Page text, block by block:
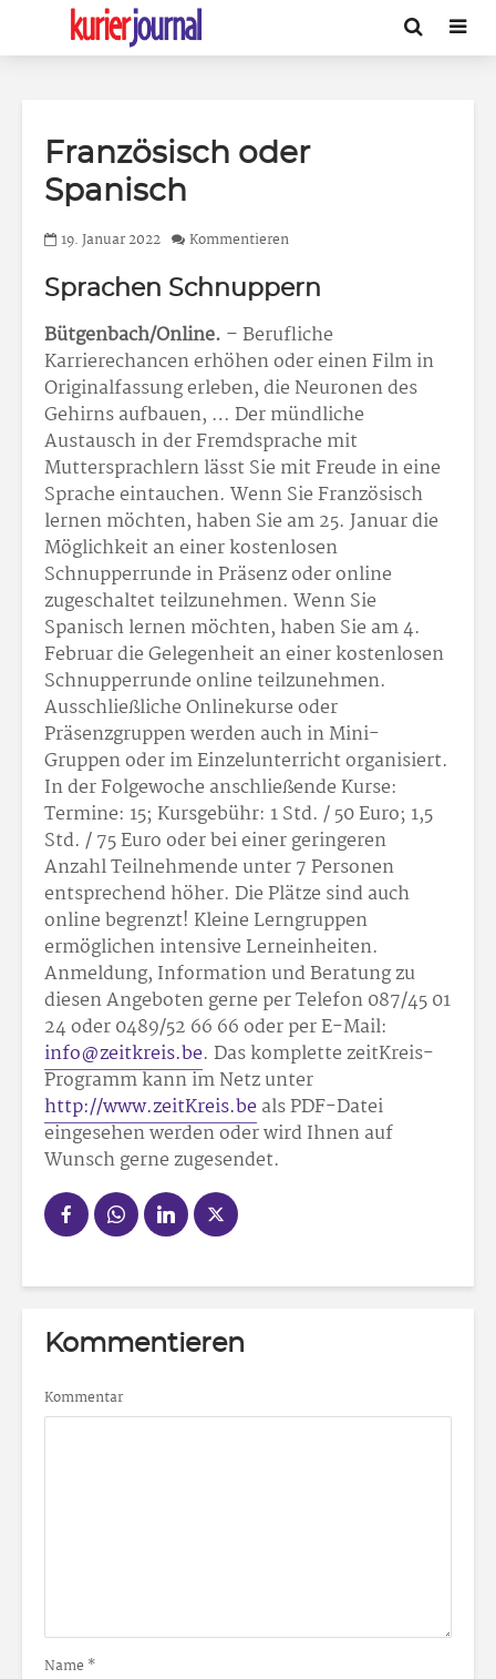
Französisch oder
Spanisch
19. Januar 2022 Kommentieren
Sprachen Schnuppern
Bütgenbach/Online. – Berufliche
Karrierechancen erhöhen oder einen Film in
Originalfassung erleben, die Neuronen des
Gehirns aufbauen, … Der mündliche
Austausch in der Fremdsprache mit
Muttersprachlern lässt Sie mit Freude in eine
Sprache eintauchen. Wenn Sie Französisch
lernen möchten, haben Sie am 25. Januar die
Möglichkeit an einer kostenlosen
Schnupperrunde in Präsenz oder online
zugeschaltet teilzunehmen. Wenn Sie
Spanisch lernen möchten, haben Sie am 4.
Februar die Gelegenheit an einer kostenlosen
Schnupperrunde online teilzunehmen.
Ausschließliche Onlinekurse oder
Präsenzgruppen werden auch in Mini-
Gruppen oder im Einzelunterricht organisiert.
In der Folgewoche anschließende Kurse:
Termine: 15; Kursgebühr: 1 Std. / 50 Euro; 1,5
Std. / 75 Euro oder bei einer geringeren
Anzahl Teilnehmende unter 7 Personen
entsprechend höher. Die Plätze sind auch
online begrenzt! Kleine Lerngruppen
ermöglichen intensive Lerneinheiten.
Anmeldung, Information und Beratung zu
diesen Angeboten gerne per Telefon 087/45 01
24 oder 0489/52 66 66 oder per E-Mail:
info@zeitkreis.be. Das komplette zeitKreis-
Programm kann im Netz unter
http://www.zeitKreis.beals PDF-Datei
eingesehen werden oder wird Ihnen auf
Wunsch gerne zugesendet.
Kommentieren
Kommentar
Name *